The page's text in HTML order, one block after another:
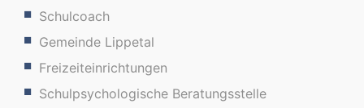
Schulcoach
Gemeinde Lippetal
Freizeiteinrichtungen
Schulpsychologische Beratungsstelle